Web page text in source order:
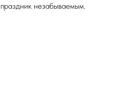
праздник незабываемым.